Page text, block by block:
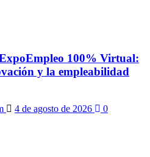
100% Virtual:
y la empleabilidad
4 de agosto de 2026 0